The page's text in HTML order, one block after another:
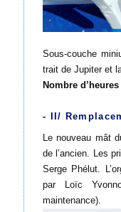
Sous-couche
trait de Jupiter et
Nombre
- II/
Le nouveau mât
de l’ancien. Les
Serge Phélut.
par Loïc
maintenance).